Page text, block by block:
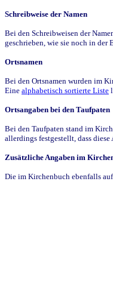
Schreibweise der Namen
Bei den Schreibweisen der
geschrieben, wie sie noch in der
Ortsnamen
Bei den Ortsnamen wurden im
Eine alphabetisch sortierte Liste
Ortsangaben bei den Taufpaten
Bei den Taufpaten stand im
allerdings festgestellt, dass
Zusätzliche Angaben im
Die im Kirchenbuch ebenfalls